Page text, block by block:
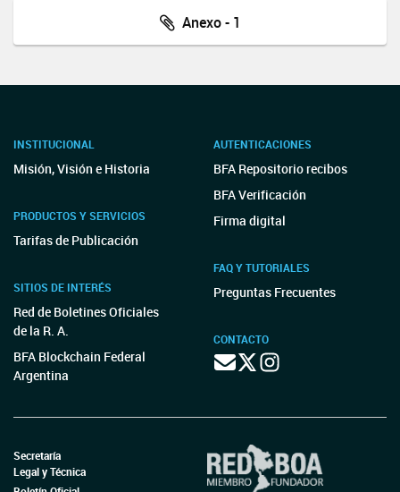
Anexo - 1
INSTITUCIONAL
Misión, Visión e Historia
PRODUCTOS Y SERVICIOS
Tarifas de Publicación
SITIOS DE INTERÉS
Red de Boletines Oficiales
de la R. A.
BFA Blockchain Federal
Argentina
AUTENTICACIONES
BFA Repositorio recibos
BFA Verificación
Firma digital
FAQ Y TUTORIALES
Preguntas Frecuentes
CONTACTO
Secretaría
Legal y Técnica